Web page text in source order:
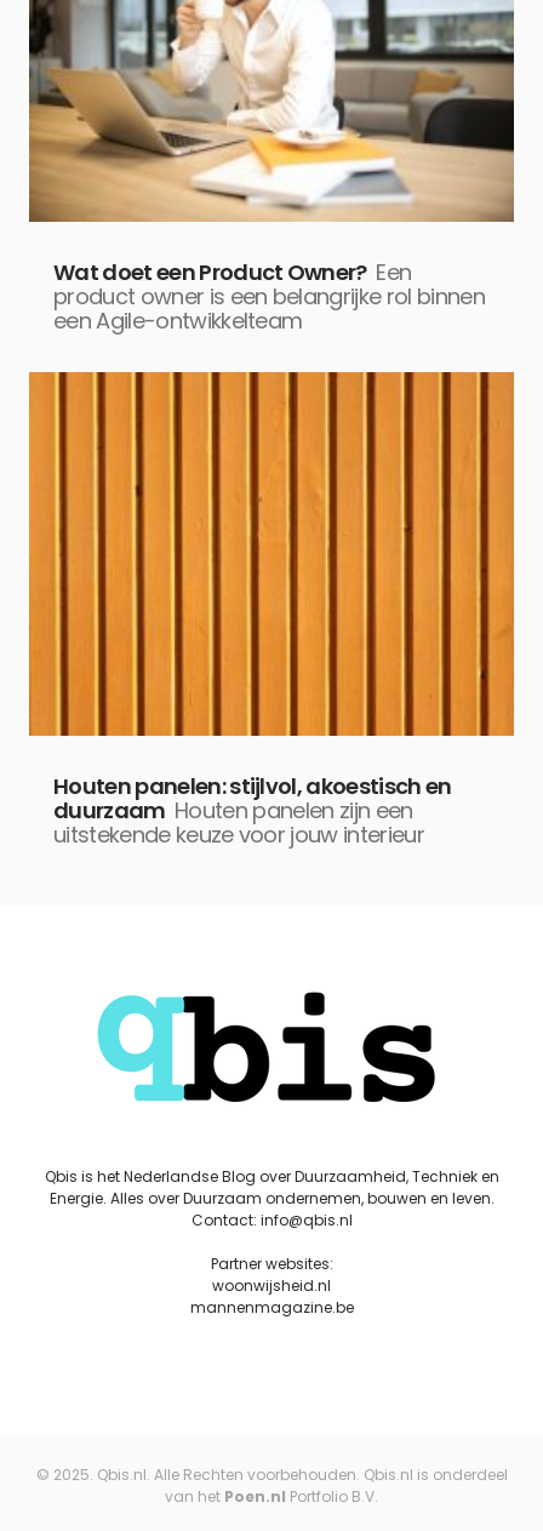
Wat doet een Product Owner? Een
product owner is een belangrijke rol binnen
een Agile-ontwikkelteam
Houten panelen: stijlvol, akoestisch en
duurzaam Houten panelen zijn een
uitstekende keuze voor jouw interieur
Qbis is het Nederlandse Blog over Duurzaamheid, Techniek en
Energie. Alles over Duurzaam ondernemen, bouwen en leven.
Contact: info@qbis.nl
Partner websites:
woonwijsheid.nl
mannenmagazine.be
© 2025. Qbis.nl. Alle Rechten voorbehouden. Qbis.nl is onderdeel
van het Poen.nl Portfolio B.V.